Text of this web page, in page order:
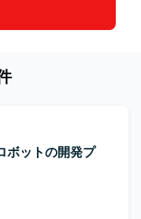
ボットの開発プ